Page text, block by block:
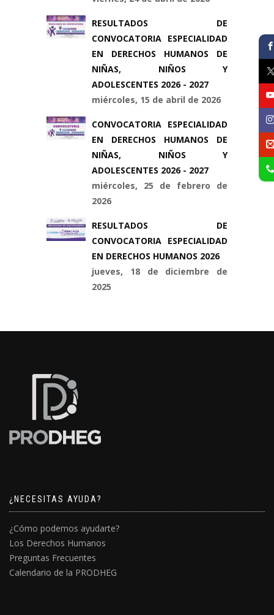
RESULTADOS DE
CONVOCATORIA ESPECIALIDAD
EN DERECHOS HUMANOS DE
NIÑAS, NIÑOS Y
ADOLESCENTES 2026 - 2027
miércoles, 15 de abril de 2026
CONVOCATORIA ESPECIALIDAD
EN DERECHOS HUMANOS DE
NIÑAS, NIÑOS Y
ADOLESCENTES 2026 - 2027
miércoles, 25 de febrero de
2026
RESULTADOS DE
CONVOCATORIA ESPECIALIDAD
EN DERECHOS HUMANOS 2026
jueves, 18 de diciembre de
2025
¿NECESITAS AYUDA?
¿Cómo podemos ayudarte?
Los Derechos Humanos
Preguntas Frecuentes
Calendario de la PRODHEG